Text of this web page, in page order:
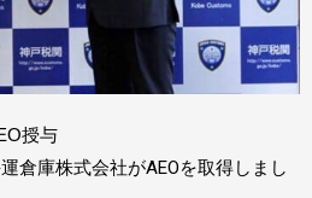
授与
倉庫株式会社がAEOを取得しまし